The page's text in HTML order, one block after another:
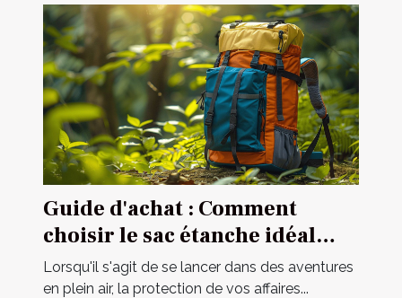
Guide d'achat : Comment
choisir le sac étanche idéal
pour vos activités ?
Lorsqu'il s'agit de se lancer dans des aventures
en plein air, la protection de vos affaires...